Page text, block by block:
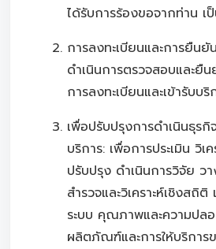
ได้รับการร้องขอจากท่าน เ
การลงทะเบียนและการยืน
ดำเนินการตรวจสอบและยื
การลงทะเบียนและเข้ารับบ
เพื่อปรับปรุงการดำเนินธุร
บริการ: เพื่อการประเมิน วิเ
ปรับปรุง ดำเนินการวิจัย ว
สำรวจและวิเคราะห์เชิงสถิ
ระบบ คุณภาพและความปล
ผลิตภัณฑ์และการให้บริการ